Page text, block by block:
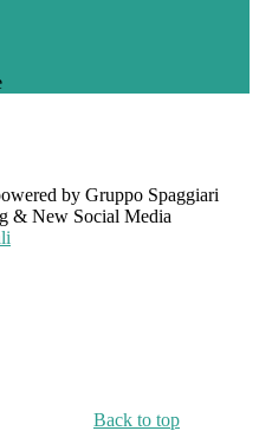
by Gruppo Spaggiari
& New Social Media
Back to top